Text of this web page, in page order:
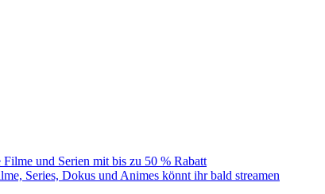
und Serien mit bis zu 50 % Rabatt
Series, Dokus und Animes könnt ihr bald streamen